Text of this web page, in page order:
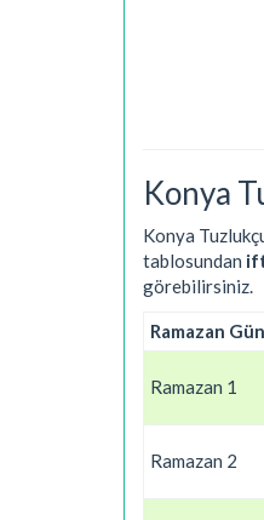
Konya
Konya
tablosundan
görebilirsiniz.
Ramazan
Ramazan 1
Ramazan 2